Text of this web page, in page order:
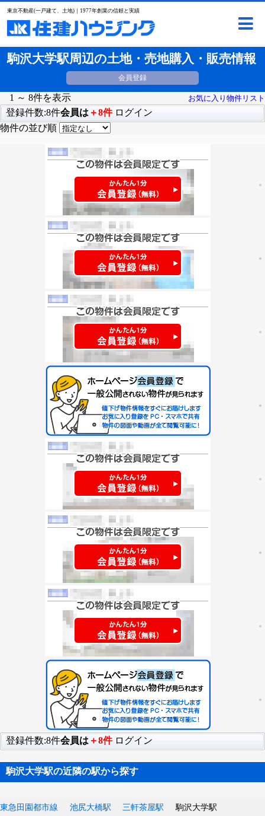
東京不動産(一戸建て、土地)｜1977年創業の信頼と実績
駒沢大学駅周辺の土地・売地購入・販売情報
会員登録
1 ～ 8件を表示 お気に入り物件リスト
登録件数:8件会員は ＋8件 ログイン
物件の並び順
登録件数:8件会員は ＋8件 ログイン
駒沢大学駅の近隣の駅から探す
東急田園都市線 池尻大橋駅 三軒茶屋駅
駒沢大学駅